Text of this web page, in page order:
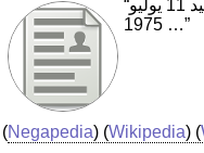
“ديزي دونوفان ‏ ممثلة إنجليزية من مواليد 11 يوليو
1975 …”
(Negapedia) (Wikipedia) (